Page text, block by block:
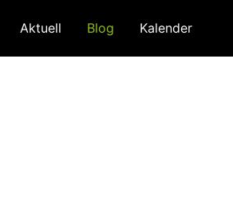
Aktuell Blog Kalender